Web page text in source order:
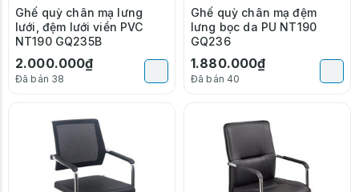
Ghế quỳ chân mạ lưng
lưới, đệm lưới viền PVC
NT190 GQ235B
2.000.000₫
Đã bán 38
Ghế quỳ chân mạ đệm
lưng bọc da PU NT190
GQ236
1.880.000₫
Đã bán 40